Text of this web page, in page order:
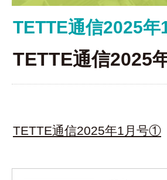
TETTE通信2025
TETTE通信2025
TETTE通信2025年1月号①